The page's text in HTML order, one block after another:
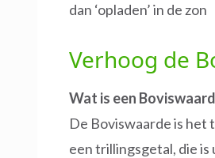
dan ‘opladen’ in de zon
Verhoog de
Wat is een
De Boviswaarde is
een trillingsgetal, die